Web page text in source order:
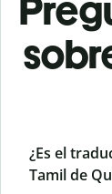
¿Es el
Tamil de